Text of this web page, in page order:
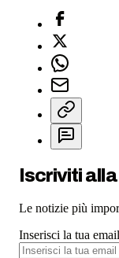
Iscriviti
Le notizie più
Inserisci la tua email